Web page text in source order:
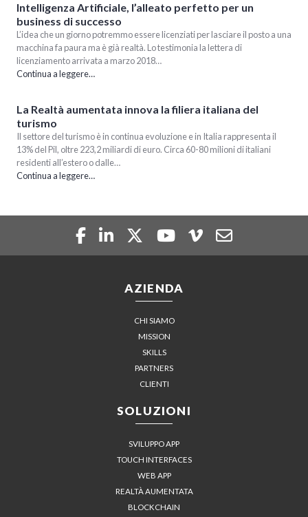
Intelligenza Artificiale, l’alleato perfetto per un
business di successo
L’idea che un giorno potremmo essere licenziati per lasciare il posto a una
macchina fa paura ma è già realtà. Lo testimonia la lettera di
licenziamento arrivata a marzo 2018…
Continua a leggere…
La Realtà aumentata innova la filiera italiana del
turismo
Il settore del turismo è in continua evoluzione e in Italia rappresenta il
13% del Pil, oltre 223,2 miliardi di euro. Circa 60-80 milioni di italiani
residenti all’estero o dalle…
Continua a leggere…
AZIENDA
CHI SIAMO
MISSION
SKILLS
PARTNERS
CLIENTI
SOLUZIONI
SVILUPPO APP
TOUCH INTERFACES
WEB APP
REALTÀ AUMENTATA
BLOCKCHAIN